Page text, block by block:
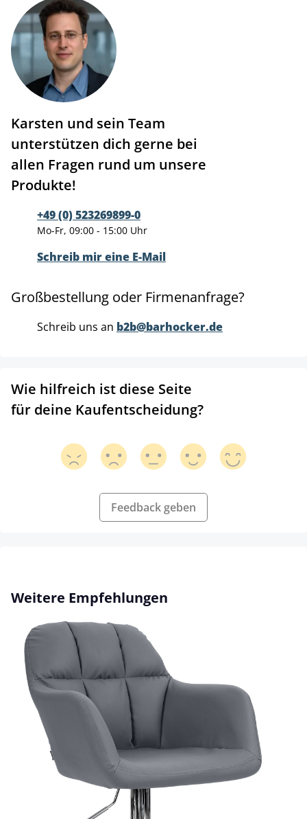
Karsten und sein Team
unterstützen dich gerne bei
allen Fragen rund um unsere
Produkte!
+49 (0) 523269899-0
Mo-Fr, 09:00 - 15:00 Uhr
Schreib mir eine E-Mail
Großbestellung oder Firmenanfrage?
Schreib uns an b2b@barhocker.de
Wie hilfreich ist diese Seite
für deine Kaufentscheidung?
Feedback geben
Produktgalerie überspringen
Weitere Empfehlungen